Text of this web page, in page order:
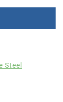
Steel